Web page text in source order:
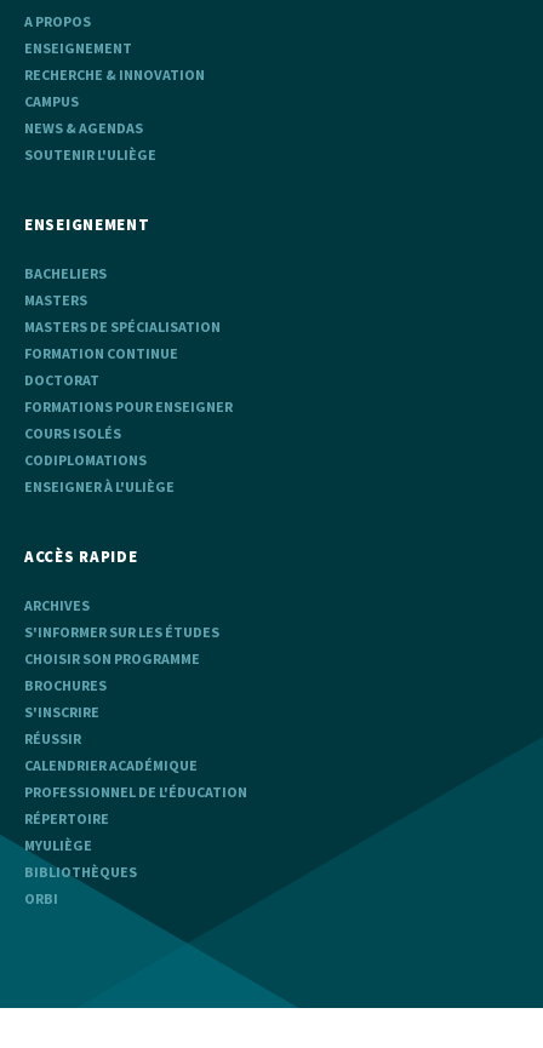
A PROPOS
ENSEIGNEMENT
RECHERCHE & INNOVATION
CAMPUS
NEWS & AGENDAS
SOUTENIR L'ULIÈGE
ENSEIGNEMENT
BACHELIERS
MASTERS
MASTERS DE SPÉCIALISATION
FORMATION CONTINUE
DOCTORAT
FORMATIONS POUR ENSEIGNER
COURS ISOLÉS
CODIPLOMATIONS
ENSEIGNER À L'ULIÈGE
ACCÈS RAPIDE
ARCHIVES
S'INFORMER SUR LES ÉTUDES
CHOISIR SON PROGRAMME
BROCHURES
S'INSCRIRE
RÉUSSIR
CALENDRIER ACADÉMIQUE
PROFESSIONNEL DE L'ÉDUCATION
RÉPERTOIRE
MYULIÈGE
BIBLIOTHÈQUES
ORBI